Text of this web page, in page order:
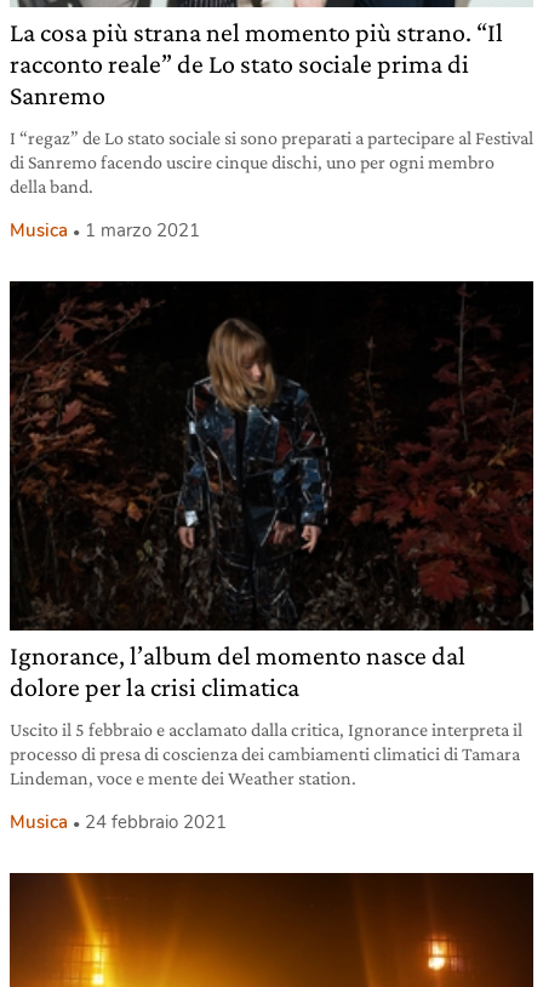
La cosa più strana nel momento più strano. “Il
racconto reale” de Lo stato sociale prima di
Sanremo
I “regaz” de Lo stato sociale si sono preparati a partecipare al Festival
di Sanremo facendo uscire cinque dischi, uno per ogni membro
della band.
Musica 1 marzo 2021
Ignorance, l’album del momento nasce dal
dolore per la crisi climatica
Uscito il 5 febbraio e acclamato dalla critica, Ignorance interpreta il
processo di presa di coscienza dei cambiamenti climatici di Tamara
Lindeman, voce e mente dei Weather station.
Musica 24 febbraio 2021